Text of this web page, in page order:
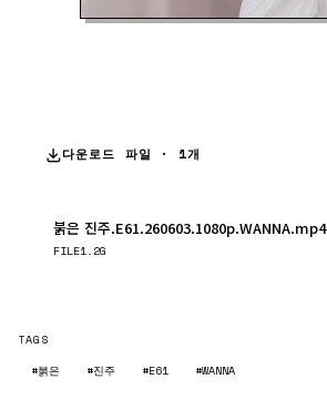
다운로드 파일 · 1개
붉은 진주.E61.260603.1080p.WANNA.mp4
FILE1.2G
TAGS
#붉은
#진주 #E61 #WANNA